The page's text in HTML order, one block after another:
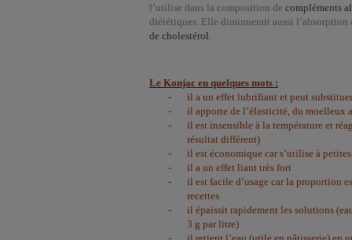
l’utilise dans la composition de compléments
diététiques. Elle diminuerait aussi l’absorption
de cholestérol.
Le Konjac en quelques mots :
-
il a un effet lubrifiant et peut substituer
-
il apporte de l’élasticité, du moelleux
-
il est insensible à la température et
résultat différent)
-
il est économique car s’utilise à petites
-
il a un effet liant très fort
-
il est facile d’usage car la proportion
recettes
-
il épaissit rapidement les solutions
3 g par litre)